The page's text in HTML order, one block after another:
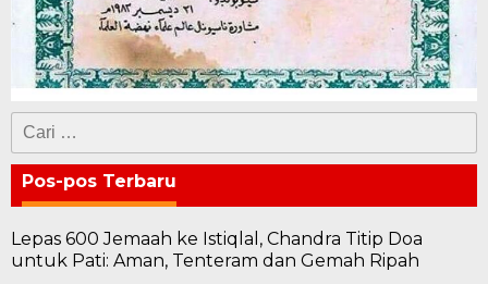
Cari
untuk:
Pos-pos Terbaru
Lepas 600 Jemaah ke Istiqlal, Chandra Titip Doa
untuk Pati: Aman, Tenteram dan Gemah Ripah